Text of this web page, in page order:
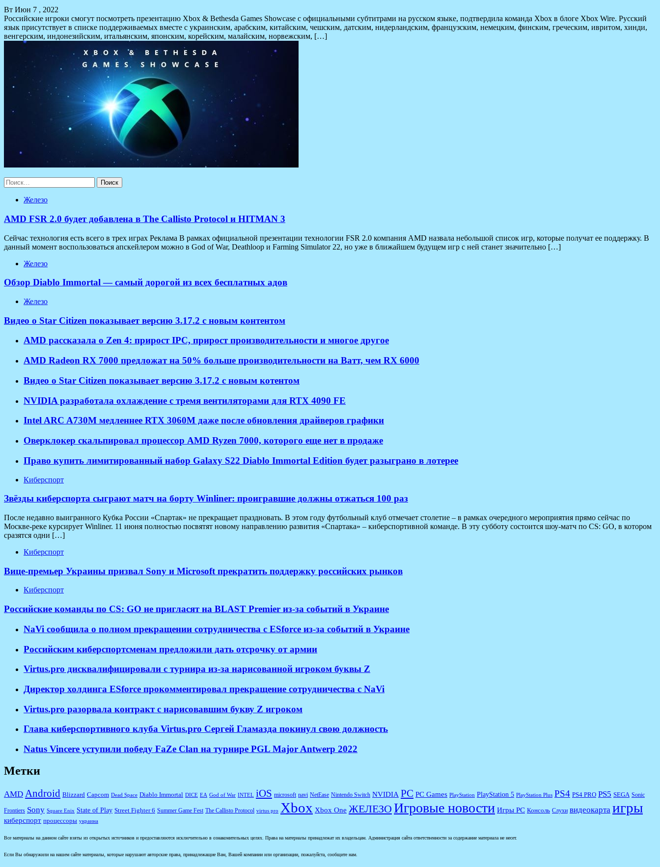
Вт Июн 7 , 2022
Российские игроки смогут посмотреть презентацию Xbox & Bethesda Games Showcase с официальными субтитрами на русском языке, подтвердила команда Xbox в блоге Xbox Wire. Русский
язык присутствует в списке поддерживаемых вместе с украинским, арабским, китайским, чешским, датским, нидерландским, французским, немецким, финским, греческим, ивритом, хинди,
венгерским, индонезийским, итальянским, японским, корейским, малайским, норвежским, […]
Найти:
Железо
AMD FSR 2.0 будет добавлена в The Callisto Protocol и HITMAN 3
Сейчас технология есть всего в трех играх Реклама В рамках официальной презентации технологии FSR 2.0 компания AMD назвала небольшой список игр, которые получат ее поддержку. В
данный момент воспользоваться апскейлером можно в God of War, Deathloop и Farming Simulator 22, но уже в ближайшем будущем игр с ней станет значительно […]
Железо
Обзор Diablo Immortal — самый дорогой из всех бесплатных адов
Железо
Видео о Star Citizen показывает версию 3.17.2 с новым контентом
AMD рассказала о Zen 4: прирост IPC, прирост производительности и многое другое
AMD Radeon RX 7000 предложат на 50% больше производительности на Ватт, чем RX 6000
Видео о Star Citizen показывает версию 3.17.2 с новым котентом
NVIDIA разработала охлаждение с тремя вентиляторами для RTX 4090 FE
Intel ARC A730M медленнее RTX 3060M даже после обновления драйверов графики
Оверклокер скальпировал процессор AMD Ryzen 7000, которого еще нет в продаже
Право купить лимитированный набор Galaxy S22 Diablo Immortal Edition будет разыграно в лотерее
Киберспорт
Звёзды киберспорта сыграют матч на борту Winliner: проигравшие должны отжаться 100 раз
После недавно выигранного Кубка России «Спартак» не прекращает праздновать. В этом году футбольный клуб отмечает столетие – в рамках очередного мероприятия прямо сейчас по
Москве-реке курсирует Winliner. 11 июня полностью посвятят новому направлению развития «Спартака» – киберспортивной команде. В эту субботу состоится шоу-матч по CS: GO, в котором
сразятся одни […]
Киберспорт
Вице-премьер Украины призвал Sony и Microsoft прекратить поддержку российских рынков
Киберспорт
Российские команды по CS: GO не пригласят на BLAST Premier из-за событий в Украине
NaVi сообщила о полном прекращении сотрудничества с ESforce из-за событий в Украине
Российским киберспортсменам предложили дать отсрочку от армии
Virtus.pro дисквалифицировали с турнира из-за нарисованной игроком буквы Z
Директор холдинга ESforce прокомментировал прекращение сотрудничества с NaVi
​Virtus.pro разорвала контракт с нарисовавшим букву Z игроком
Глава киберспортивного клуба Virtus.pro Сергей Гламазда покинул свою должность
Natus Vincere уступили победу FaZe Clan на турнире PGL Major Antwerp 2022
Метки
AMD Android Blizzard Capcom Dead Space Diablo Immortal DICE EA God of War INTEL iOS microsoft navi NetEase Nintendo Switch NVIDIA PC PC Games PlayStation PlayStation 5 PlayStation Plus PS4 PS4 PRO PS5 SEGA Sonic
Frontiers Sony Square Enix State of Play Street Fighter 6 Summer Game Fest The Callisto Protocol virtus pro Xbox Xbox One ЖЕЛЕЗО Игровые новости Игры PC Консоль Слухи видеокарта игры
киберспорт процессоры украина
Все материалы на данном сайте взяты из открытых источников и предоставляются исключительно в ознакомительных целях. Права на материалы принадлежат их владельцам. Администрация сайта ответственности за содержание материала не несет.
Если Вы обнаружили на нашем сайте материалы, которые нарушают авторские права, принадлежащие Вам, Вашей компании или организации, пожалуйста, сообщите нам.